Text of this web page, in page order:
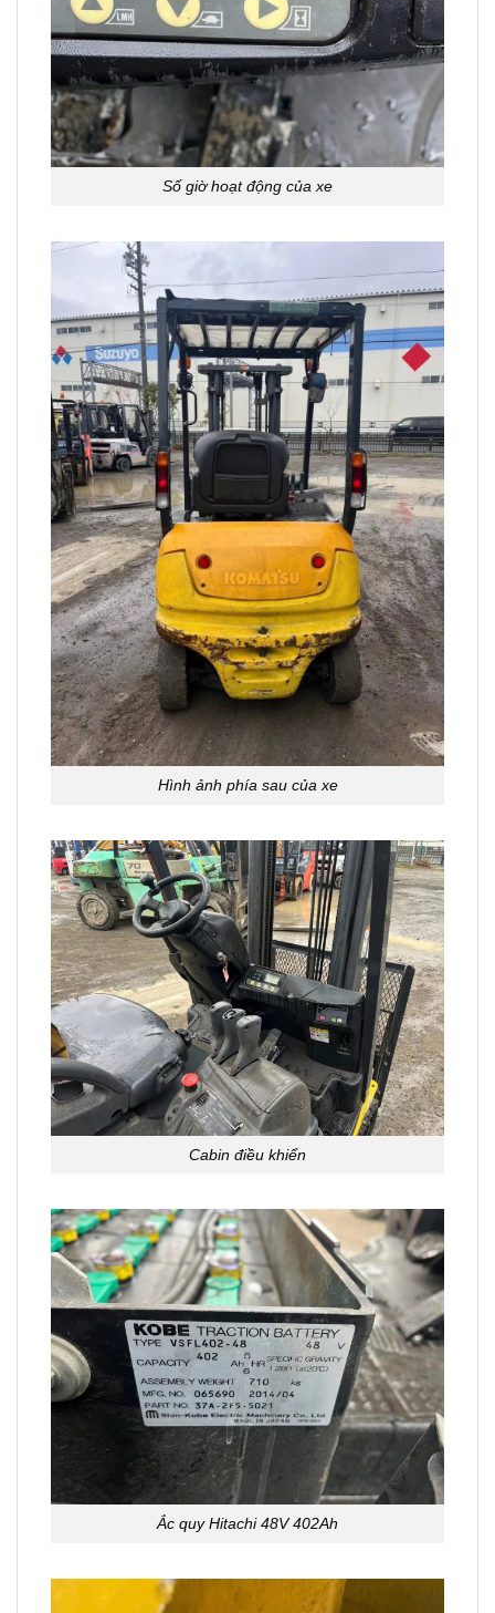
Số giờ hoạt động của xe
Hình ảnh phía sau của xe
Cabin điều khiển
Ắc quy Hitachi 48V 402Ah